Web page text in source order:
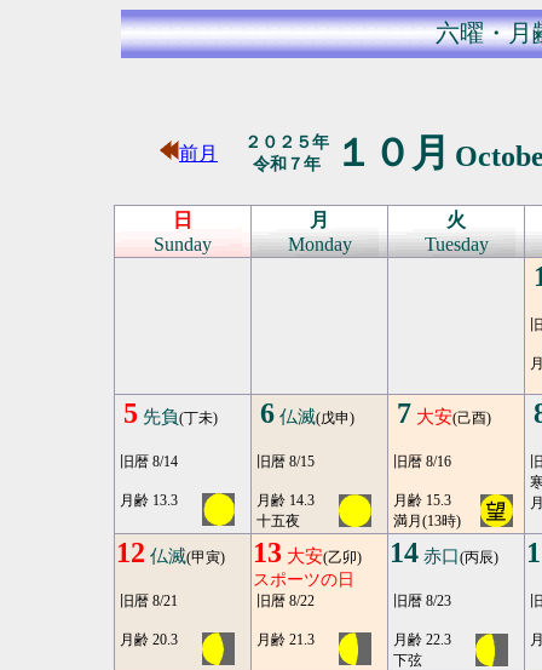
六曜・月
前月
２０２５年
令和７年
１０月
日
Sunday
月
Monday
火
Tuesday
5 先負(丁未)
旧暦 8/14
月齢 13.3
6 仏滅(戊申)
旧暦 8/15
月齢 14.3
十五夜
7 大安(己酉)
旧暦 8/16
月齢 15.3
満月(13時)
12 仏滅(甲寅)
旧暦 8/21
月齢 20.3
13 大安(乙卯)
スポーツの日
旧暦 8/22
月齢 21.3
14 赤口(丙辰)
旧暦 8/23
月齢 22.3
下弦